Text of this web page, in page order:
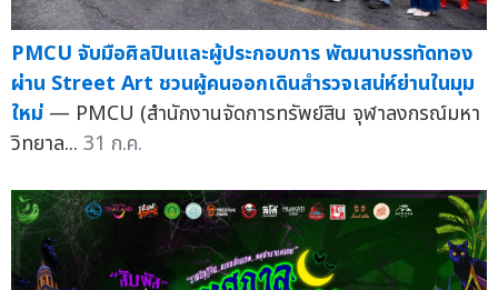
PMCU จับมือศิลปินและผู้ประกอบการ พัฒนาบรรทัดทอง
ผ่าน Street Art ชวนผู้คนออกเดินสำรวจเสน่ห์ย่านในมุม
ใหม่ — PMCU (สำนักงานจัดการทรัพย์สิน จุฬาลงกรณ์มหา
วิทยาล... 31 ก.ค.